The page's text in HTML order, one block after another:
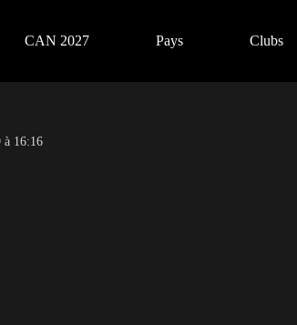
CAN 2027 Pays Clubs
à 16:16